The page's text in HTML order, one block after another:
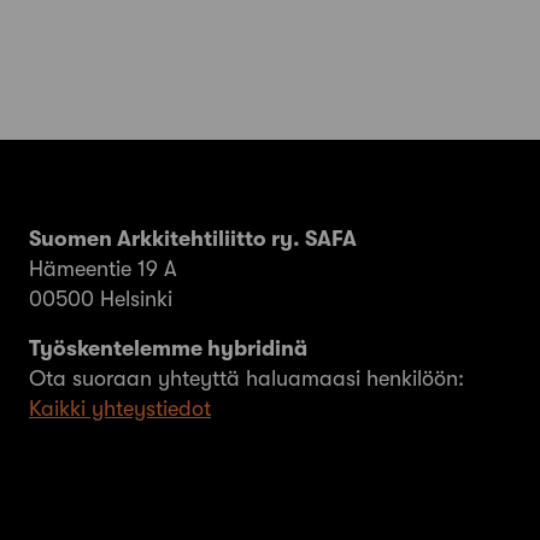
Suomen Arkkitehtiliitto ry. SAFA
Hämeentie 19 A
00500 Helsinki
Työskentelemme hybridinä
Ota suoraan yhteyttä haluamaasi henkilöön:
Kaikki yhteystiedot